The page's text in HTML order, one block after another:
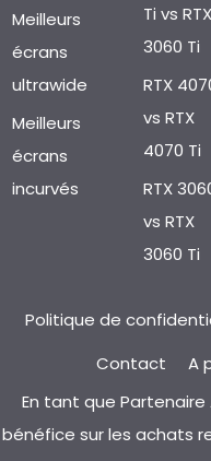
Meilleurs
écrans
ultrawide
Meilleurs
écrans
incurvés
Ti vs RTX
3060 Ti
RTX
vs RTX
4070 Ti
RTX
vs RTX
3060 Ti
Politique de
Contact
A
En tant que
bénéfice sur les achats